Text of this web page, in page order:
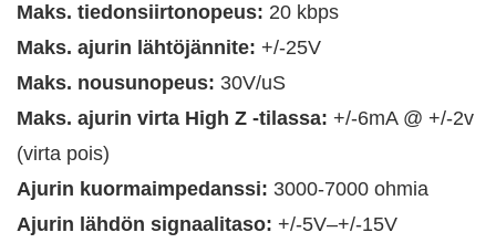
Maks. tiedonsiirtonopeus: 20 kbps
Maks. ajurin lähtöjännite: +/-25V
Maks. nousunopeus: 30V/uS
Maks. ajurin virta High Z -tilassa: +/-6mA @ +/-2v
(virta pois)
Ajurin kuormaimpedanssi: 3000-7000 ohmia
Ajurin lähdön signaalitaso: +/-5V–+/-15V